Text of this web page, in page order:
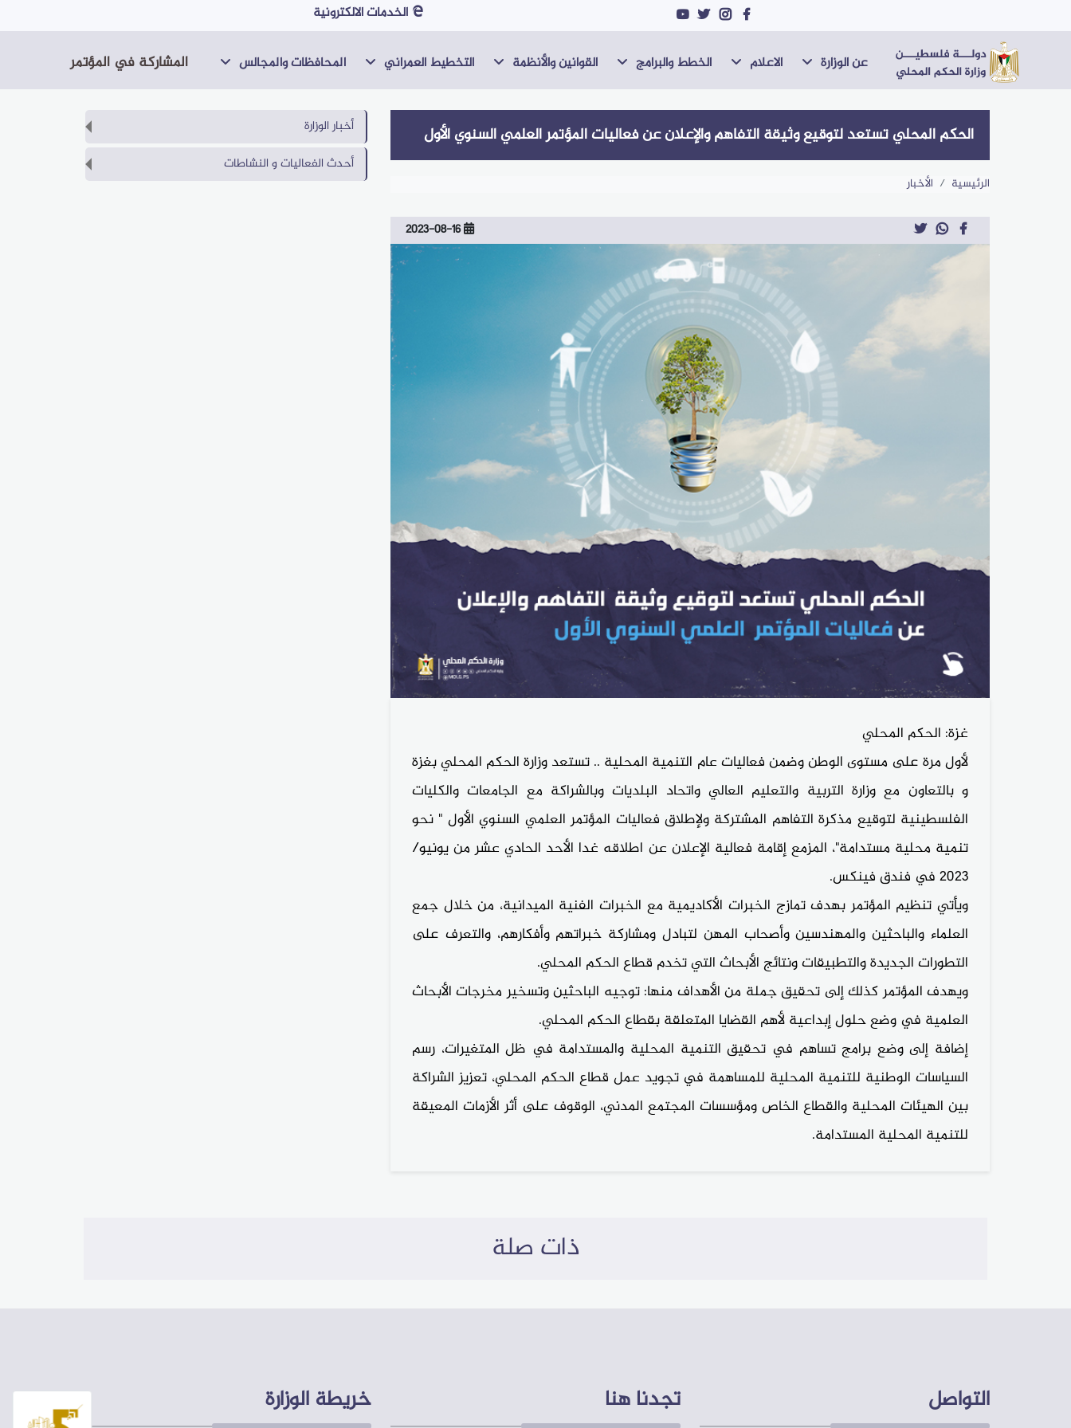
الخدمات الالكترونية
عن الوزارة الاعلام الخطط والبرامج القوانين والأنظمة التخطيط العمراني المحافظات والمجالس المشاركة في المؤتمر
الحكم المحلي تستعد لتوقيع وثيقة التفاهم والإعلان عن فعاليات المؤتمر العلمي السنوي الأول
الرئيسية الأخبار
2023-08-16
غزة: الحكم المحلي
لأول مرة على مستوى الوطن وضمن فعاليات عام التنمية المحلية .. تستعد وزارة الحكم المحلي بغزة
و بالتعاون مع وزارة التربية والتعليم العالي واتحاد البلديات وبالشراكة مع الجامعات والكليات
الفلسطينية لتوقيع مذكرة التفاهم المشتركة ولإطلاق فعاليات المؤتمر العلمي السنوي الأول " نحو
تنمية محلية مستدامة"، المزمع إقامة فعالية الإعلان عن اطلاقه غدا الأحد الحادي عشر من يونيو/
2023 في فندق فينكس.
ويأتي تنظيم المؤتمر بهدف تمازج الخبرات الأكاديمية مع الخبرات الفنية الميدانية، من خلال جمع
العلماء والباحثين والمهندسين وأصحاب المهن لتبادل ومشاركة خبراتهم وأفكارهم، والتعرف على
التطورات الجديدة والتطبيقات ونتائج الأبحاث التي تخدم قطاع الحكم المحلي.
ويهدف المؤتمر كذلك إلى تحقيق جملة من الأهداف منها: توجيه الباحثين وتسخير مخرجات الأبحاث
العلمية في وضع حلول إبداعية لأهم القضايا المتعلقة بقطاع الحكم المحلي.
إضافة إلى وضع برامج تساهم في تحقيق التنمية المحلية والمستدامة في ظل المتغيرات، رسم
السياسات الوطنية للتنمية المحلية للمساهمة في تجويد عمل قطاع الحكم المحلي، تعزيز الشراكة
بين الهيئات المحلية والقطاع الخاص ومؤسسات المجتمع المدني، الوقوف على أثر الأزمات المعيقة
للتنمية المحلية المستدامة.
أخبار الوزارة
أحدث الفعاليات و النشاطات
ذات صلة
التواصل تجدنا هنا خريطة الوزارة